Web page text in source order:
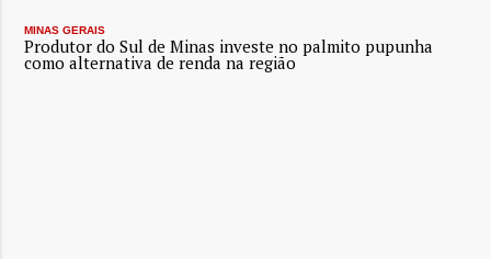
MINAS GERAIS
Produtor do Sul de Minas investe no palmito pupunha
como alternativa de renda na região